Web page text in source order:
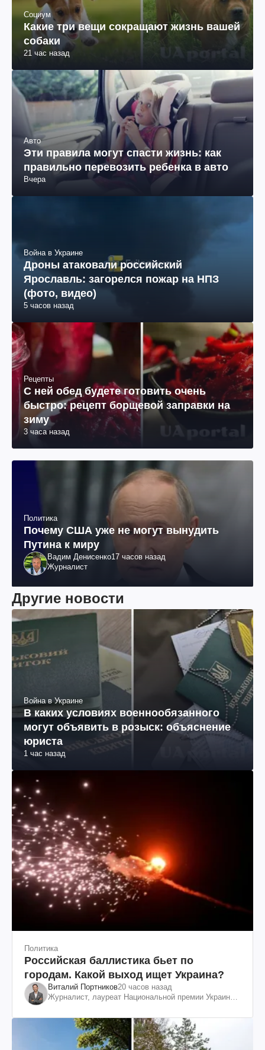
Социум
Какие три вещи сокращают жизнь вашей
собаки
21 час назад
Авто
Эти правила могут спасти жизнь: как
правильно перевозить ребенка в авто
Вчера
Война в Украине
Дроны атаковали российский
Ярославль: загорелся пожар на НПЗ
(фото, видео)
5 часов назад
Рецепты
С ней обед будете готовить очень
быстро: рецепт борщевой заправки на
зиму
3 часа назад
Политика
Почему США уже не могут вынудить
Путина к миру
Вадим Денисенко17 часов назад
Журналист
Другие новости
Война в Украине
В каких условиях военнообязанного
могут объявить в розыск: объяснение
юриста
1 час назад
Политика
Российская баллистика бьет по
городам. Какой выход ищет Украина?
Виталий Портников20 часов назад
Журналист, лауреат Национальной премии Украины